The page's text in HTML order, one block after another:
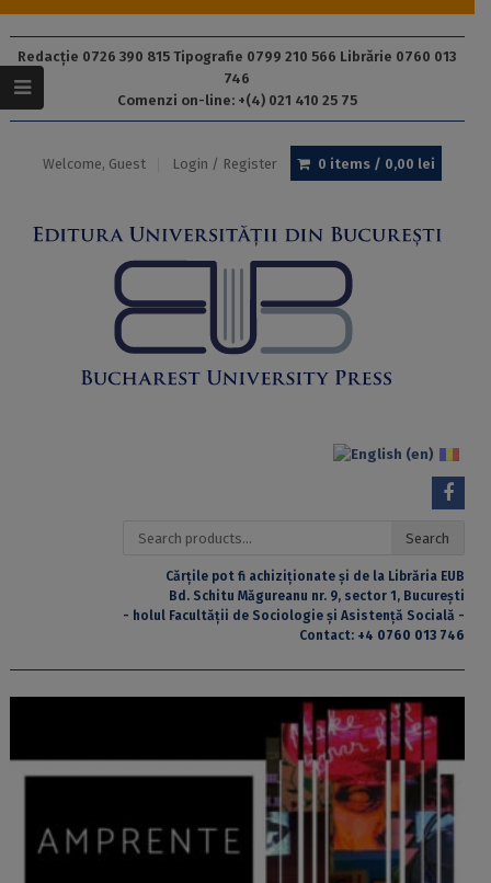
Redacție 0726 390 815 Tipografie 0799 210 566 Librărie 0760 013
746
Comenzi on-line: +(4) 021 410 25 75
Welcome, Guest Login / Register 0 items / 0,00 lei
Search
Search
Cărțile pot fi achiziționate și de la Librăria EUB
Bd. Schitu Măgureanu nr. 9, sector 1, București
- holul Facultății de Sociologie și Asistență Socială -
Contact: +4 0760 013 746